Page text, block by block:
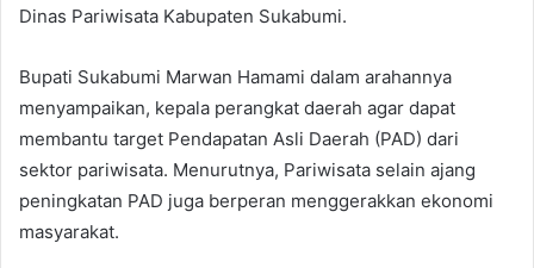
Dinas Pariwisata Kabupaten Sukabumi.
Bupati Sukabumi Marwan Hamami dalam arahannya
menyampaikan, kepala perangkat daerah agar dapat
membantu target Pendapatan Asli Daerah (PAD) dari
sektor pariwisata. Menurutnya, Pariwisata selain ajang
peningkatan PAD juga berperan menggerakkan ekonomi
masyarakat.